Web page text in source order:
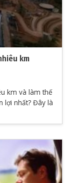
km
km và làm thế
lợi nhất? Đây là